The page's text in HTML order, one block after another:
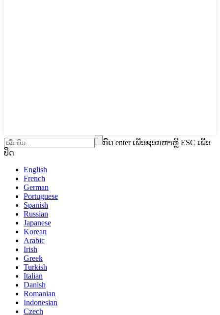
ກົດ enter ເພື່ອຊອກຫາຫຼື ESC ເພື່ອ
ປິດ
English
French
German
Portuguese
Spanish
Russian
Japanese
Korean
Arabic
Irish
Greek
Turkish
Italian
Danish
Romanian
Indonesian
Czech